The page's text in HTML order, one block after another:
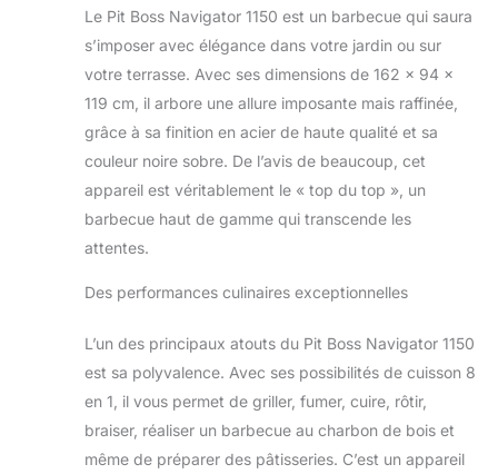
Plage de
température de
cuisson : 85°C -
la flamme directe à
540°C. 2 grandes
roues et 2 petites
autobloquantes.
Dimensions : L
162,2 x P 94 x H
performance : ce
marque Pit Boss
offre les plus hauts
standards de
qualité et de finition.
Facile
d'entretien et
Le Pit Boss Navigator 1150 est un barbecue qui saura
s’imposer avec élégance dans votre jardin ou sur
votre terrasse. Avec ses dimensions de 162 x 94 x
119 cm, il arbore une allure imposante mais raffinée,
grâce à sa finition en acier de haute qualité et sa
couleur noire sobre. De l’avis de beaucoup, cet
appareil est véritablement le « top du top », un
barbecue haut de gamme qui transcende les
attentes.
Des performances culinaires exceptionnelles
L’un des principaux atouts du Pit Boss Navigator 1150
est sa polyvalence. Avec ses possibilités de cuisson 8
en 1, il vous permet de griller, fumer, cuire, rôtir,
braiser, réaliser un barbecue au charbon de bois et
même de préparer des pâtisseries. C’est un appareil